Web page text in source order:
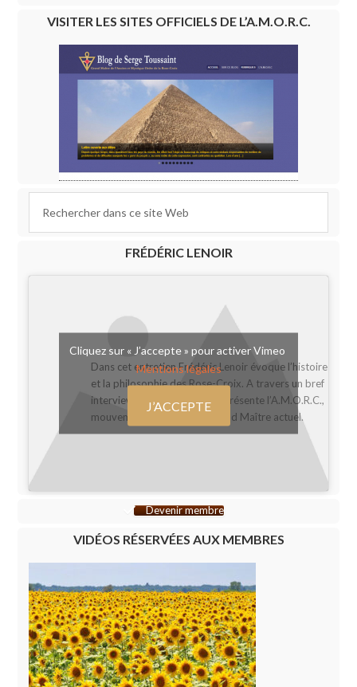
VISITER LES SITES OFFICIELS DE L’A.M.O.R.C.
FRÉDÉRIC LENOIR
Dans cet entretien Frédéric Lenoir évoque l’histoire
et la philosophie des Rose-Croix. A travers un bref
interview, Serge Toussaint y présente l’A.M.O.R.C.,
mouvement dont il est le Grand Maître actuel.
Cliquez sur « J’accepte » pour activer Vimeo
Mentions légales
J’ACCEPTE
Devenir membre
VIDÉOS RÉSERVÉES AUX MEMBRES